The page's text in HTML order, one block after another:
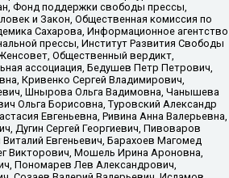
Фонд поддержки свободы прессы,
и Закон, Общественная комиссия по
Сахарова, Информационное агентство
прессы, Институт Развития Свободы
Общественный вердикт,
ассоциация, Бедушев Петр Петрович,
Кривенко Сергей Владимирович,
Шнырова Ольга Вадимовна, Чанышева
Ольга Борисовна, Туровский Александр
Евгеньевна, Ривина Анна Валерьевна,
Дугин Сергей Георгиевич, Пивоваров
Евгеньевич, Барахоев Магомед
Викторович, Мошель Ирина Ароновна,
Пономарев Лев Александрович,